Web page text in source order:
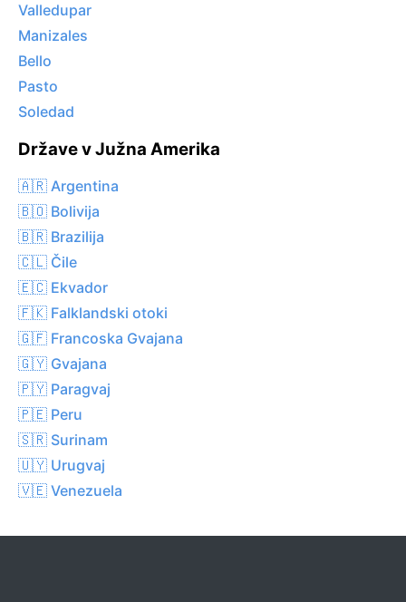
Valledupar
Manizales
Bello
Pasto
Soledad
Države v Južna Amerika
🇦🇷 Argentina
🇧🇴 Bolivija
🇧🇷 Brazilija
🇨🇱 Čile
🇪🇨 Ekvador
🇫🇰 Falklandski otoki
🇬🇫 Francoska Gvajana
🇬🇾 Gvajana
🇵🇾 Paragvaj
🇵🇪 Peru
🇸🇷 Surinam
🇺🇾 Urugvaj
🇻🇪 Venezuela